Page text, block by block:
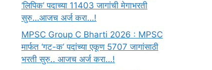
‘लिपिक’ पदाच्या 11403 जागांची मेगाभरती
सुरु…आजच अर्ज करा…!
MPSC Group C Bharti 2026 : MPSC
मार्फत ‘गट-क’ पदांच्या एकूण 5707 जागांसाठी
भरती सुरु.. आजच अर्ज करा…!